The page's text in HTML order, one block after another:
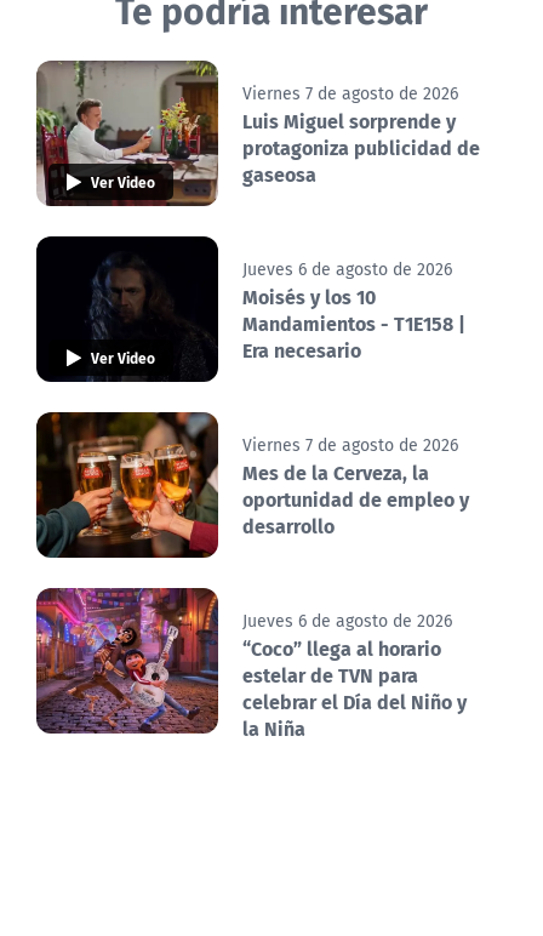
Ver Video
Viernes 7 de agosto de 2026
Luis Miguel sorprende y
protagoniza publicidad de
gaseosa
Ver Video
Jueves 6 de agosto de 2026
Moisés y los 10
Mandamientos - T1E158 |
Era necesario
Viernes 7 de agosto de 2026
Mes de la Cerveza, la
oportunidad de empleo y
desarrollo
Jueves 6 de agosto de 2026
“Coco” llega al horario
estelar de TVN para
celebrar el Día del Niño y
la Niña